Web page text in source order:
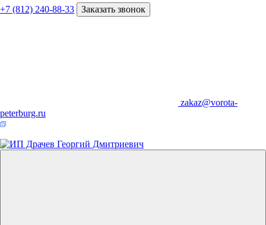
+7 (812) 240-88-33 Заказать звонок
zakaz@vorota-
peterburg.ru